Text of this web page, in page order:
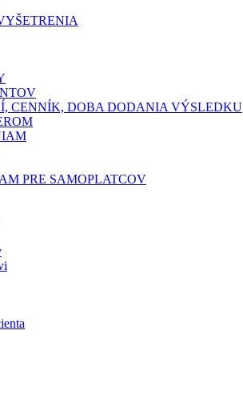
CENNÍK, DOBA DODANIA VÝSLEDKU
PRE SAMOPLATCOV